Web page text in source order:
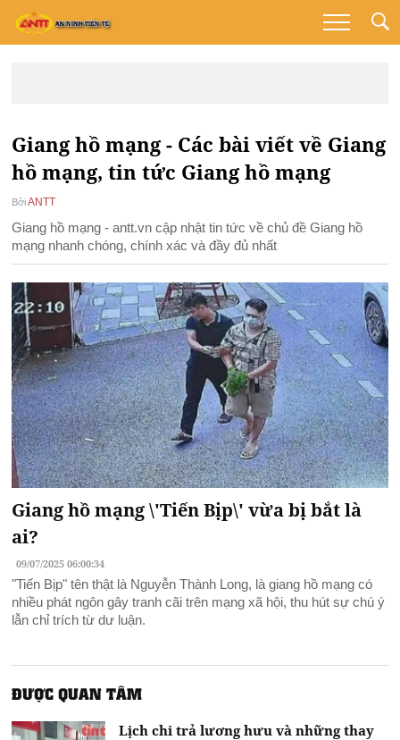
Giang hồ mạng - Các bài viết về Giang
hồ mạng, tin tức Giang hồ mạng
Bởi ANTT
Giang hồ mạng - antt.vn cập nhật tin tức về chủ đề Giang hồ
mạng nhanh chóng, chính xác và đầy đủ nhất
Giang hồ mạng \'Tiến Bịp\' vừa bị bắt là
ai?
09/07/2025 06:00:34
"Tiến Bịp" tên thật là Nguyễn Thành Long, là giang hồ mạng có
nhiều phát ngôn gây tranh cãi trên mạng xã hội, thu hút sự chú ý
lẫn chỉ trích từ dư luận.
ĐƯỢC QUAN TÂM
Lịch chi trả lương hưu và những thay